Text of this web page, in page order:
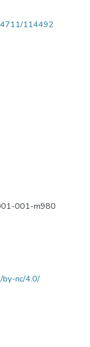
114492
001-m980
by-nc/4.0/